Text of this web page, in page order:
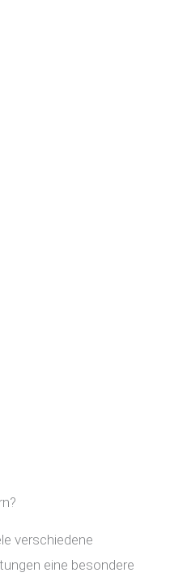
verschiedene
eine besondere